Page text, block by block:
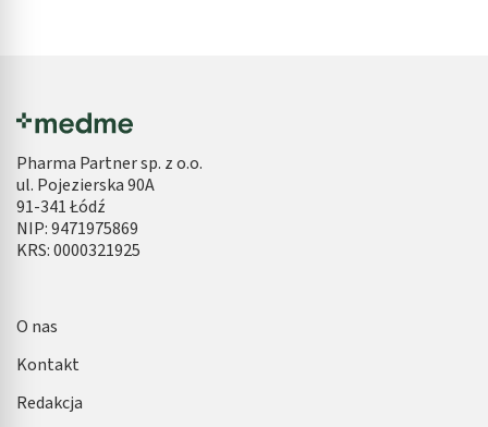
Pharma Partner sp. z o.o.
ul. Pojezierska 90A
91-341 Łódź
NIP: 9471975869
KRS: 0000321925
O nas
Kontakt
Redakcja